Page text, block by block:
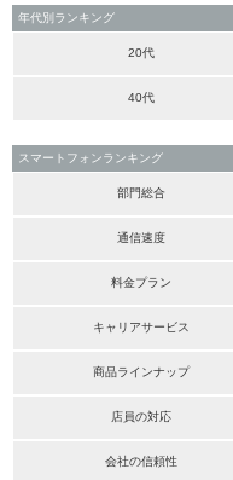
年代別ランキング
20代
40代
スマートフォンランキング
部門総合
通信速度
料金プラン
キャリアサービス
商品ラインナップ
店員の対応
会社の信頼性